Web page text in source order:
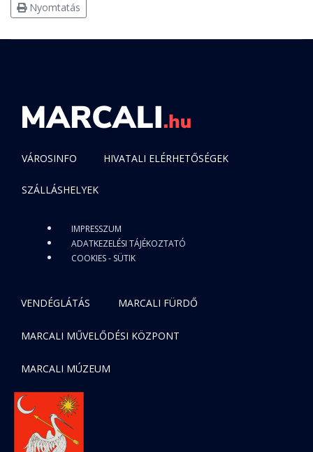
Nyomtatás
VÁROSINFO HIVATALI ELÉRHETŐSÉGEK
SZÁLLÁSHELYEK
IMPRESSZUM
ADATKEZELÉSI TÁJÉKOZTATÓ
COOKIES - SÜTIK
VENDÉGLÁTÁS MARCALI FÜRDŐ
MARCALI MŰVELŐDÉSI KÖZPONT
MARCALI MÚZEUM